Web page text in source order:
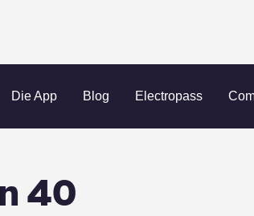
Die App Blog Electropass
Utrecht Utrecht Europaplein 40
40